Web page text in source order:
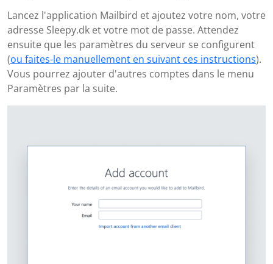
Lancez l'application Mailbird et ajoutez votre nom, votre
adresse Sleepy.dk et votre mot de passe. Attendez
ensuite que les paramètres du serveur se configurent
(ou faites-le manuellement en suivant ces instructions).
Vous pourrez ajouter d'autres comptes dans le menu
Paramètres par la suite.